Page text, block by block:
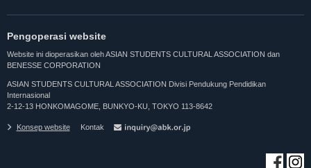
Pengoperasi website
Website ini dioperasikan oleh ASIAN STUDENTS CULTURAL ASSOCIATION dan
BENESSE CORPORATION
ASIAN STUDENTS CULTURAL ASSOCIATION Divisi Pendukung Pendidikan
Internasional
2-12-13 HONKOMAGOME, BUNKYO-KU, TOKYO 113-8642
Konsep website Kontak